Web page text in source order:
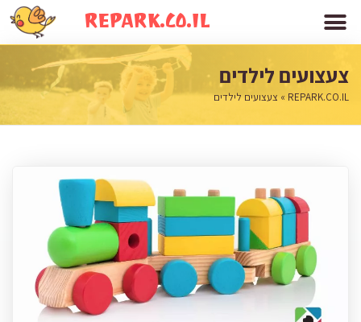
REPARK.CO.IL
צעצועים לילדים
REPARK.CO.IL
» צעצועים לילדים